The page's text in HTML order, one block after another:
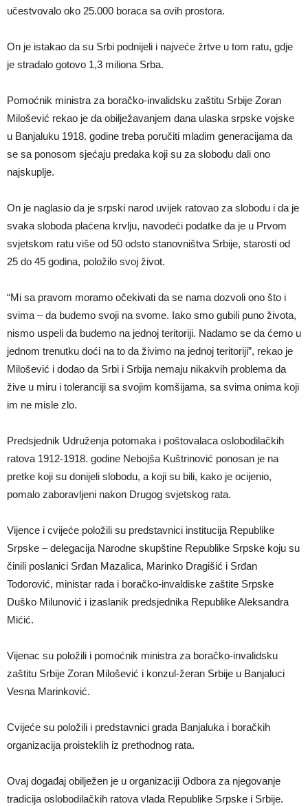
učestvovalo oko 25.000 boraca sa ovih prostora.
On je istakao da su Srbi podnijeli i najveće žrtve u tom ratu, gdje
je stradalo gotovo 1,3 miliona Srba.
Pomoćnik ministra za boračko-invalidsku zaštitu Srbije Zoran
Milošević rekao je da obilježavanjem dana ulaska srpske vojske
u Banjaluku 1918. godine treba poručiti mladim generacijama da
se sa ponosom sjećaju predaka koji su za slobodu dali ono
najskuplje.
On je naglasio da je srpski narod uvijek ratovao za slobodu i da je
svaka sloboda plaćena krvlju, navodeći podatke da je u Prvom
svjetskom ratu više od 50 odsto stanovništva Srbije, starosti od
25 do 45 godina, položilo svoj život.
“Mi sa pravom moramo očekivati da se nama dozvoli ono što i
svima – da budemo svoji na svome. Iako smo gubili puno života,
nismo uspeli da budemo na jednoj teritoriji. Nadamo se da ćemo u
jednom trenutku doći na to da živimo na jednoj teritoriji”, rekao je
Milošević i dodao da Srbi i Srbija nemaju nikakvih problema da
žive u miru i toleranciji sa svojim komšijama, sa svima onima koji
im ne misle zlo.
Predsjednik Udruženja potomaka i poštovalaca oslobodilačkih
ratova 1912-1918. godine Nebojša Kuštrinović ponosan je na
pretke koji su donijeli slobodu, a koji su bili, kako je ocijenio,
pomalo zaboravljeni nakon Drugog svjetskog rata.
Vijence i cvijeće položili su predstavnici institucija Republike
Srpske – delegacija Narodne skupštine Republike Srpske koju su
činili poslanici Srđan Mazalica, Marinko Dragišić i Srđan
Todorović, ministar rada i boračko-invaldiske zaštite Srpske
Duško Milunović i izaslanik predsjednika Republike Aleksandra
Mićić.
Vijenac su položili i pomoćnik ministra za boračko-invalidsku
zaštitu Srbije Zoran Milošević i konzul-žeran Srbije u Banjaluci
Vesna Marinković.
Cvijeće su položili i predstavnici grada Banjaluka i boračkih
organizacija proisteklih iz prethodnog rata.
Ovaj događaj obilježen je u organizaciji Odbora za njegovanje
tradicija oslobodilačkih ratova vlada Republike Srpske i Srbije.